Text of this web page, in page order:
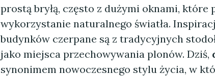
prostą bryłą, często z dużymi oknami, które
wykorzystanie naturalnego światła.
budynków czerpane są z tradycyjnych
jako miejsca przechowywania plonów. Dziś,
synonimem nowoczesnego stylu życia, w